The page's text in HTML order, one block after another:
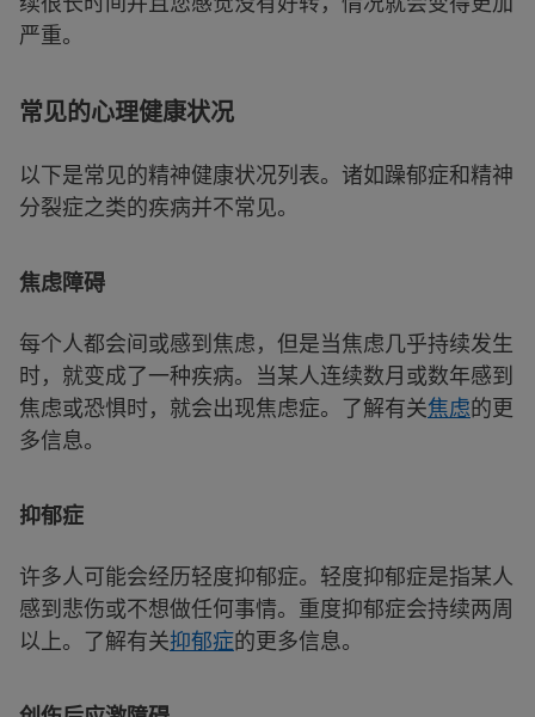
严重。
常见的心理健康状况
以下是常见的精神健康状况列表。诸如躁郁症和精神
分裂症之类的疾病并不常见。
焦虑障碍
每个人都会间或感到焦虑，但是当焦虑几乎持续发生
时，就变成了一种疾病。当某人连续数月或数年感到
焦虑或恐惧时，就会出现焦虑症。了解有关焦虑的更
多信息。
抑郁症
许多人可能会经历轻度抑郁症。轻度抑郁症是指某人
感到悲伤或不想做任何事情。重度抑郁症会持续两周
以上。了解有关抑郁症的更多信息。